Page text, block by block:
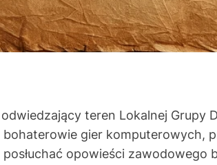
teren Lokalnej Grupy
gier komputerowych,
opowieści zawodowego